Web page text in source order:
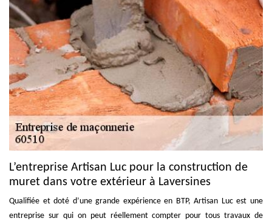
L’entreprise Artisan Luc pour la construction de
muret dans votre extérieur à Laversines
Qualifiée et doté d’une grande expérience en BTP, Artisan Luc est une
entreprise sur qui on peut réellement compter pour tous travaux de